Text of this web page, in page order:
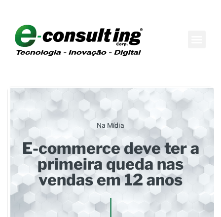
Na Mídia
E-commerce deve ter a
primeira queda nas
vendas em 12 anos